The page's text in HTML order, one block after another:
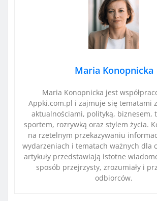
Maria Konopnicka
Maria Konopnicka jest
Appki.com.pl i zajmuje się tematami
aktualnościami, polityką, biznesem,
sportem, rozrywką oraz stylem życia.
na rzetelnym przekazywaniu
wydarzeniach i tematach ważnych dla
artykuły przedstawiają istotne
sposób przejrzysty, zrozumiały i
odbiorców.